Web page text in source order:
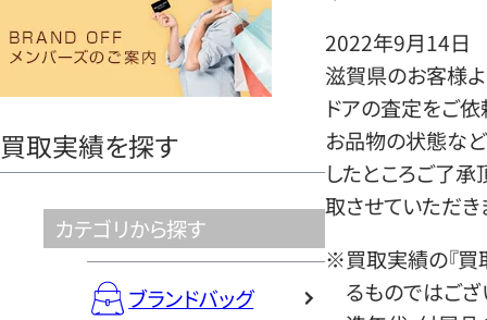
ヤ
買取実績を探す
カテゴリから探す
ブランドバッグ
2022年9月14日
滋賀県のお客様よ
ドアの査定をご依
お品物の状態など
したところご了
取させていただき
※買取実績の『買
るものではござ